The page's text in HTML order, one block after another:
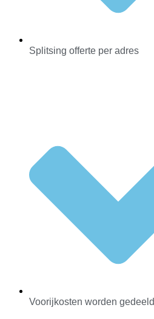
Splitsing offerte per adres
Voorijkosten worden gedeeld